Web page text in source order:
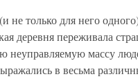
не только для него
деревня переживала
массу
в весьма